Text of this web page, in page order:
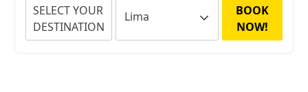
SELECT YOUR
DESTINATION
BOOK
NOW!